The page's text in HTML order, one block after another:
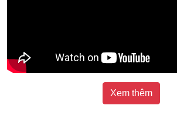
Xem thêm